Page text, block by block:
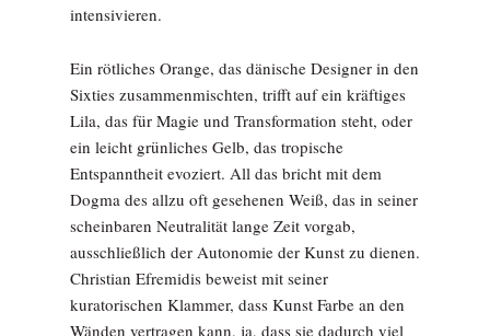
intensivieren.
Ein rötliches Orange, das dänische Designer in den
Sixties zusammenmischten, trifft auf ein kräftiges
Lila, das für Magie und Transformation steht, oder
ein leicht grünliches Gelb, das tropische
Entspanntheit evoziert. All das bricht mit dem
Dogma des allzu oft gesehenen Weiß, das in seiner
scheinbaren Neutralität lange Zeit vorgab,
ausschließlich der Autonomie der Kunst zu dienen.
Christian Efremidis beweist mit seiner
kuratorischen Klammer, dass Kunst Farbe an den
Wänden vertragen kann, ja, dass sie dadurch viel